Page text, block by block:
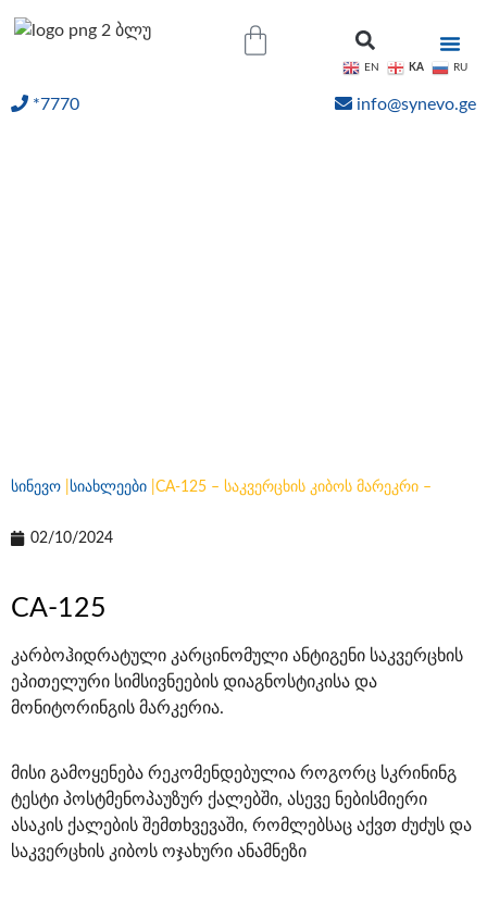
*7770 info@synevo.ge
სინევო სიახლეები CA-125 – საკვერცხის კიბოს მარეკრი –
02/10/2024
CA-125
კარბოჰიდრატული კარცინომული ანტიგენი საკვერცხის
ეპითელური სიმსივნეების დიაგნოსტიკისა და
მონიტორინგის მარკერია.
მისი გამოყენება რეკომენდებულია როგორც სკრინინგ
ტესტი პოსტმენოპაუზურ ქალებში, ასევე ნებისმიერი
ასაკის ქალების შემთხვევაში, რომლებსაც აქვთ ძუძუს და
საკვერცხის კიბოს ოჯახური ანამნეზი
EN KA RU